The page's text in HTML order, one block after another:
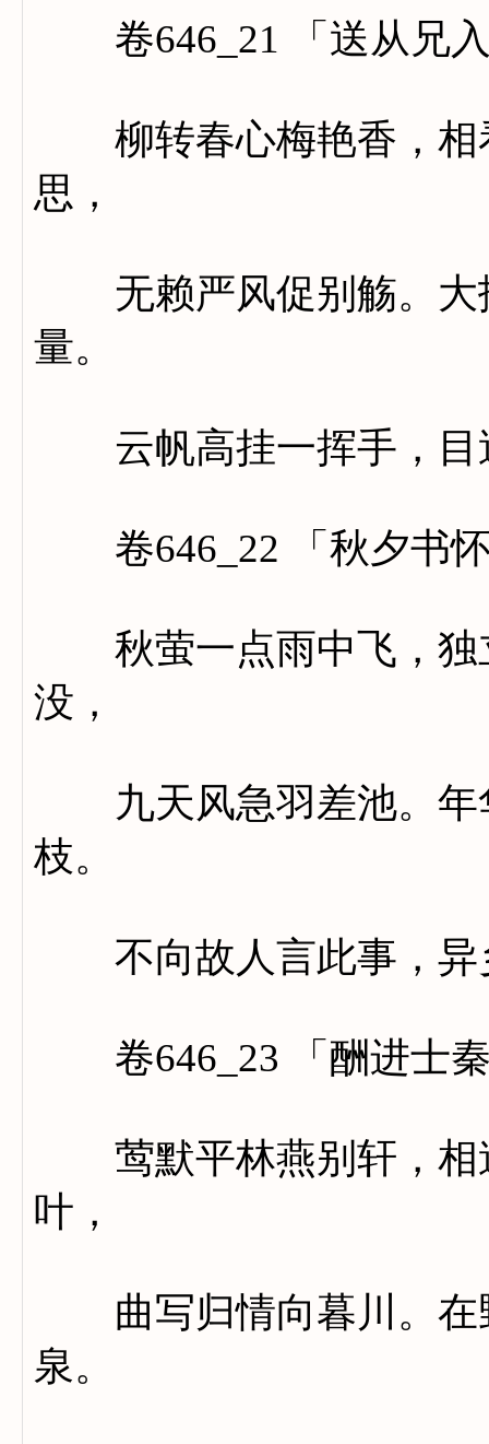
卷646_21 「送从兄入
柳转春心梅艳香，相
思，
无赖严风促别觞。大
量。
云帆高挂一挥手，目
卷646_22 「秋夕书怀
秋萤一点雨中飞，独
没，
九天风急羽差池。年
枝。
不向故人言此事，异
卷646_23 「酬进士秦
莺默平林燕别轩，相
叶，
曲写归情向暮川。在
泉。